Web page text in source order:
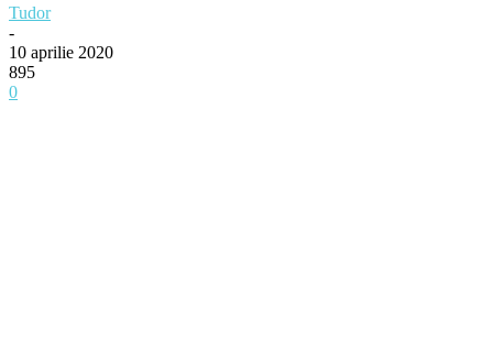
Tudor
-
10 aprilie 2020
895
0